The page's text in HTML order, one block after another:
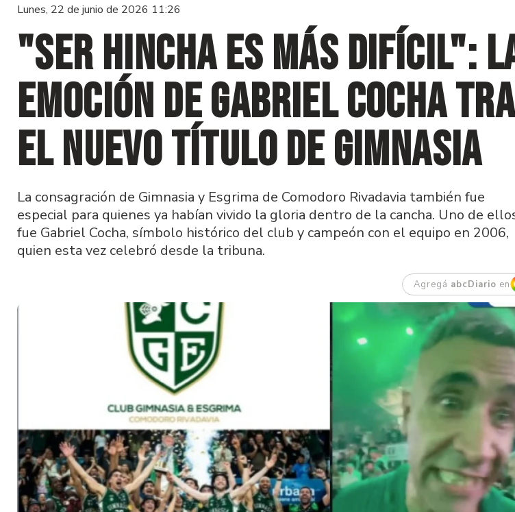
Lunes, 22 de junio de 2026 11:26
"Ser hincha es más difícil":
emoción de Gabriel Cocha
el nuevo título de Gimnasia
La consagración de Gimnasia y Esgrima de Comodoro Rivadavia también fue
especial para quienes ya habían vivido la gloria dentro de la cancha. Uno de
fue Gabriel Cocha, símbolo histórico del club y campeón con el equipo en 2006,
quien esta vez celebró desde la tribuna.
Agregá abcDiario en